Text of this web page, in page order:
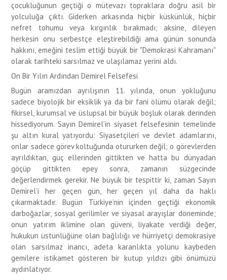
çocukluğunun geçtiği o mütevazı topraklara doğru asil bir
yolculuğa çıktı. Giderken arkasında hiçbir küskünlük, hiçbir
nefret tohumu veya kırgınlık bırakmadı; aksine, dileyen
herkesin onu serbestçe eleştirebildiği ama günün sonunda
hakkını, emeğini teslim ettiği büyük bir "Demokrasi Kahramanı"
olarak tarihteki sarsılmaz ve ulaşılamaz yerini aldı.
On Bir Yılın Ardından Demirel Felsefesi
Bugün aramızdan ayrılışının 11. yılında, onun yokluğunu
sadece biyolojik bir eksiklik ya da bir fani ölümü olarak değil;
fikirsel, kurumsal ve üslupsal bir büyük boşluk olarak derinden
hissediyorum. Sayın Demirel’in siyaset felsefesinin temelinde
şu altın kural yatıyordu: Siyasetçileri ve devlet adamlarını,
onlar sadece görev koltuğunda otururken değil; o görevlerden
ayrıldıktan, güç ellerinden gittikten ve hatta bu dünyadan
göçüp gittikten epey sonra, zamanın süzgecinde
değerlendirmek gerekir. Ne büyük bir tespittir ki, zaman Sayın
Demirel’i her geçen gün, her geçen yıl daha da haklı
çıkarmaktadır. Bugün Türkiye’nin içinden geçtiği ekonomik
darboğazlar, sosyal gerilimler ve siyasal arayışlar döneminde;
onun yatırım iklimine olan güveni, liyakate verdiği değer,
hukukun üstünlüğüne olan bağlılığı ve hürriyetçi demokrasiye
olan sarsılmaz inancı, adeta karanlıkta yolunu kaybeden
gemilere istikamet gösteren bir kutup yıldızı gibi önümüzü
aydınlatıyor.